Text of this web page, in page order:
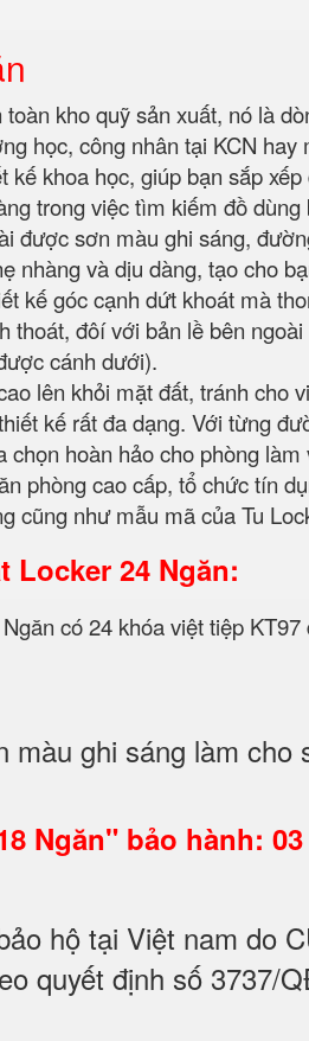
kho quỹ sản xuất, nó là
học, công nhân tại KCN
khoa học, giúp bạn sắp
trong việc tìm kiếm đồ dùng
được sơn màu ghi sáng,
nhàng và dịu dàng, tạo cho
kế góc cạnh dứt khoát mà
thoát, đôí với bản lề bên
cánh dưới).
lên khỏi mặt đất, tránh cho
kế rất đa dạng. Với từng
hoàn hảo cho phòng làm
phòng cao cấp, tổ chức tín
cũng như mẫu mã của Tu
Locker 24 Ngăn:
có 24 khóa việt tiệp KT97
ghi sáng làm cho
Ngăn" bảo hành: 03
hộ tại Việt nam do
quyết định số 3737/